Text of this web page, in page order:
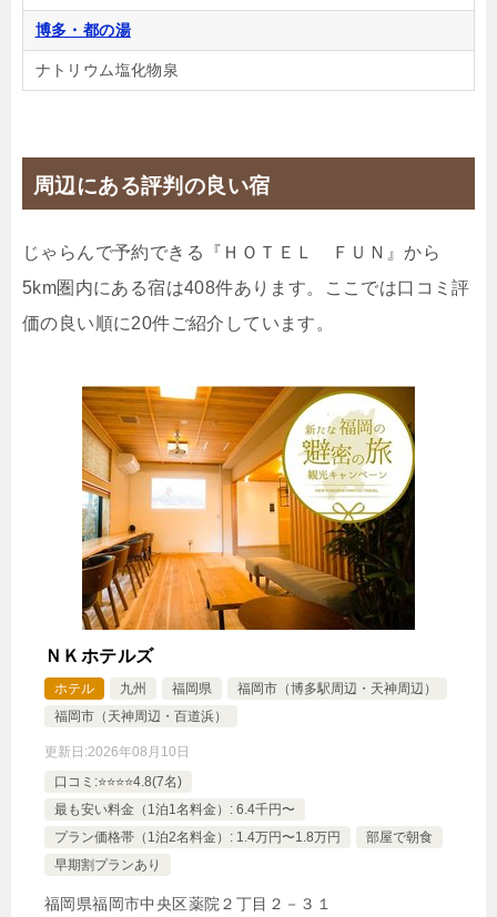
博多・都の湯
ナトリウム塩化物泉
周辺にある評判の良い宿
じゃらんで予約できる『ＨＯＴＥＬ ＦＵＮ』から
5km圏内にある宿は408件あります。ここでは口コミ評
価の良い順に20件ご紹介しています。
ＮＫホテルズ
ホテル 九州 福岡県
福岡市（博多駅周辺・天神周辺）
福岡市（天神周辺・百道浜）
更新日:2026年08月10日
口コミ:⭐️⭐️⭐️⭐️4.8(7名)
最も安い料金（1泊1名料金）: 6.4千円〜
プラン価格帯（1泊2名料金）: 1.4万円〜1.8万円
部屋で朝食
早期割プランあり
福岡県福岡市中央区薬院２丁目２－３１